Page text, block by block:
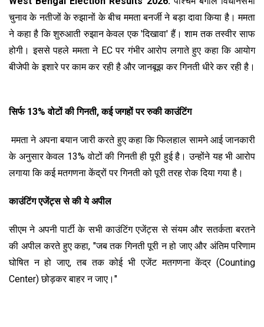
चुनाव के नतीजों के रुझानों के बीच ममता बनर्जी ने बड़ा दावा किया है। ममता
ने कहा है कि शुरुआती रुझान केवल एक 'दिखावा' हैं। शाम तक तस्वीर साफ
होगी। इससे पहलेममता ने EC पर गंभीर आरोप लगाते हुए कहा कि आयोग
बीजेपी के इशारे पर काम कर रही है और जानबूझ कर गिनती धीरे कर रही है।
सिर्फ 13% वोटों की गिनती, कई जगहों पर रुकी काउंटिंग
ममता ने अपना बयान जारी करते हुए कहा कि फिलहाल सामने आई जानकारी
के अनुसार केवल 13% वोटों की गिनती ही पूरी हुई है। उन्होंने यह भी आरोप
लगाया कि कई मतगणना केंद्रों पर गिनती को पूरी तरह रोक दिया गया है।
काउंटिंग एजेंट्स से की ये अपील
सीएम ने अपनी पार्टी के सभी काउंटिंग एजेंट्स से संयम और सतर्कता बरतने
की अपील करते हुए कहा, "जब तक गिनती पूरी न हो जाए और अंतिम परिणाम
घोषित न हो जाए, तब तक कोई भी एजेंट मतगणना केंद्र (Counting
Center) छोड़कर बाहर न जाए।"